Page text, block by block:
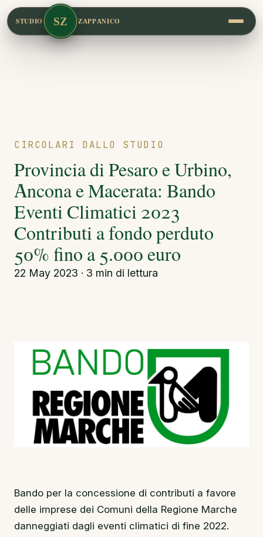
STUDIO SZ ZAPPANICO
CIRCOLARI DALLO STUDIO
Provincia di Pesaro e Urbino,
Ancona e Macerata: Bando
Eventi Climatici 2023
Contributi a fondo perduto
50% fino a 5.000 euro
22 May 2023 · 3 min di lettura
Bando per la concessione di contributi a favore
delle imprese dei Comuni della Regione Marche
danneggiati dagli eventi climatici di fine 2022.